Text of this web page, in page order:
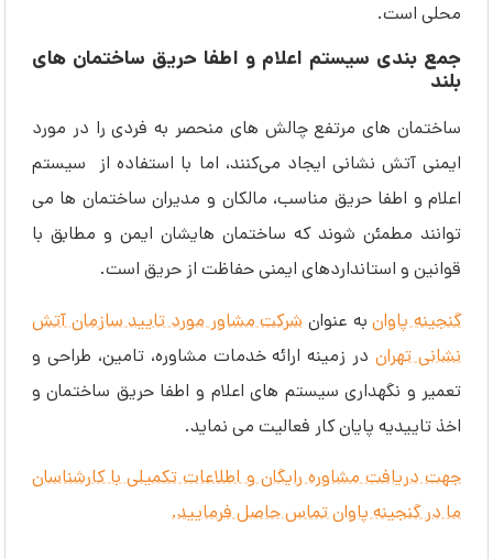
محلی است.
جمع بندی سیستم اعلام و اطفا حریق ساختمان های
بلند
ساختمان ‌های مرتفع چالش‌ های منحصر به فردی را در مورد
ایمنی آتش نشانی ایجاد می‌کنند، اما با استفاده از سیستم
اعلام و اطفا حریق مناسب، مالکان و مدیران ساختمان ‌ها می
‌توانند مطمئن شوند که ساختمان‌ هایشان ایمن و مطابق با
قوانین و استانداردهای ایمنی حفاظت از حریق است.
گنجینه پاوانبه عنوان شرکت مشاور مورد تایید سازمان آتش
نشانی تهراندر زمینه ارائه خدمات مشاوره، تامین، طراحی و
تعمیر و نگهداری سیستم های اعلام و اطفا حریق ساختمان و
اخذ تاییدیه پایان کار فعالیت می نماید.
جهت دریافت مشاوره رایگان و اطلاعات تکمیلی با کارشناسان
ما در گنجینه پاوان تماس حاصل فرمایید.